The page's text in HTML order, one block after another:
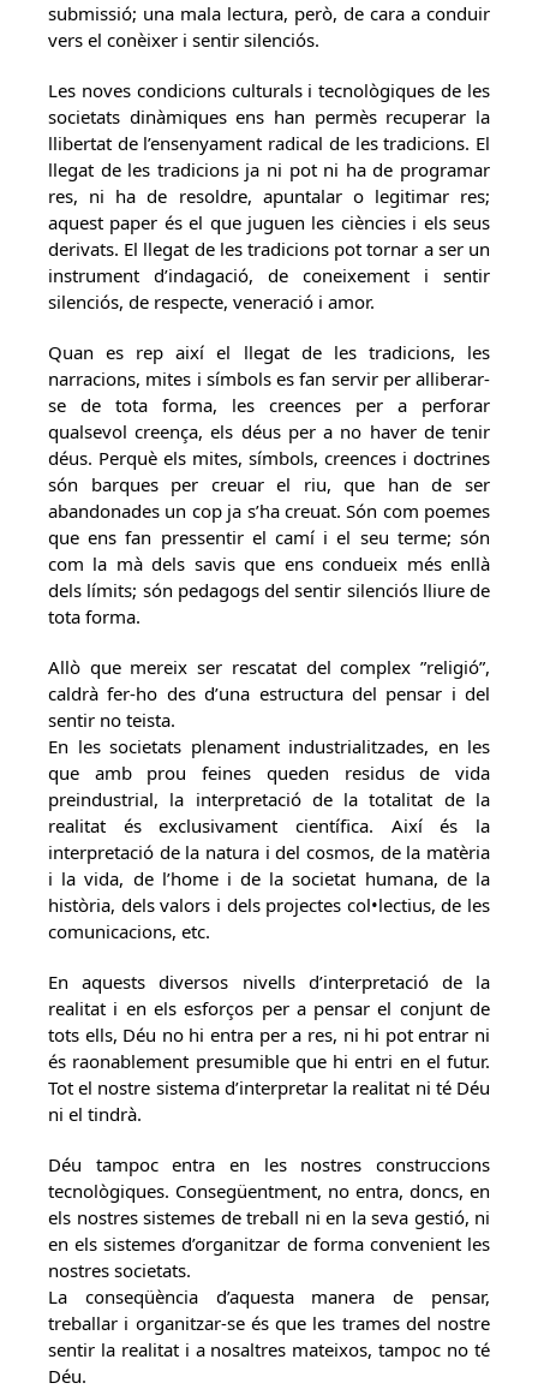
submissió; una mala lectura, però, de cara a conduir
vers el conèixer i sentir silenciós.
Les noves condicions culturals i tecnològiques de les
societats dinàmiques ens han permès recuperar la
llibertat de l’ensenyament radical de les tradicions. El
llegat de les tradicions ja ni pot ni ha de programar
res, ni ha de resoldre, apuntalar o legitimar res;
aquest paper és el que juguen les ciències i els seus
derivats. El llegat de les tradicions pot tornar a ser un
instrument d’indagació, de coneixement i sentir
silenciós, de respecte, veneració i amor.
Quan es rep així el llegat de les tradicions, les
narracions, mites i símbols es fan servir per alliberar-
se de tota forma, les creences per a perforar
qualsevol creença, els déus per a no haver de tenir
déus. Perquè els mites, símbols, creences i doctrines
són barques per creuar el riu, que han de ser
abandonades un cop ja s’ha creuat. Són com poemes
que ens fan pressentir el camí i el seu terme; són
com la mà dels savis que ens condueix més enllà
dels límits; són pedagogs del sentir silenciós lliure de
tota forma.
Allò que mereix ser rescatat del complex ”religió”,
caldrà fer-ho des d’una estructura del pensar i del
sentir no teista.
En les societats plenament industrialitzades, en les
que amb prou feines queden residus de vida
preindustrial, la interpretació de la totalitat de la
realitat és exclusivament científica. Així és la
interpretació de la natura i del cosmos, de la matèria
i la vida, de l’home i de la societat humana, de la
història, dels valors i dels projectes col•lectius, de les
comunicacions, etc.
En aquests diversos nivells d’interpretació de la
realitat i en els esforços per a pensar el conjunt de
tots ells, Déu no hi entra per a res, ni hi pot entrar ni
és raonablement presumible que hi entri en el futur.
Tot el nostre sistema d’interpretar la realitat ni té Déu
ni el tindrà.
Déu tampoc entra en les nostres construccions
tecnològiques. Consegüentment, no entra, doncs, en
els nostres sistemes de treball ni en la seva gestió, ni
en els sistemes d’organitzar de forma convenient les
nostres societats.
La conseqüència d’aquesta manera de pensar,
treballar i organitzar-se és que les trames del nostre
sentir la realitat i a nosaltres mateixos, tampoc no té
Déu.